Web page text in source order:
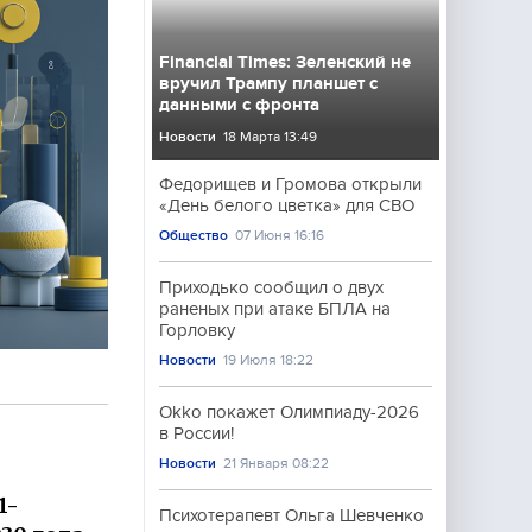
Financial Times: Зеленский не
вручил Трампу планшет с
данными с фронта
Новости 18 Марта 13:49
Федорищев и Громова открыли
«День белого цветка» для СВО
Общество 07 Июня 16:16
Приходько сообщил о двух
раненых при атаке БПЛА на
Горловку
Новости 19 Июля 18:22
Okko покажет Олимпиаду-2026
в России!
Новости 21 Января 08:22
Психотерапевт Ольга Шевченко